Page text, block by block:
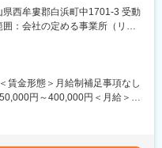
ーダー1名（60代後半）、メン
メンバー3名（50代後半・50代
。
株式会社の対応を、白浜で
浜とで頻繁にオンラインツー
ます。
リティ対策を支援する自社
サービス「ISM CloudOne」は
内シェアNo.1を誇り、多くの
募集となります。当社は直近
県西牟婁郡白浜町中1701-3 受動
：会社の定める事業所（リモ
賃金形態＞月給制補足事項なし
円～400,000円＜月給＞